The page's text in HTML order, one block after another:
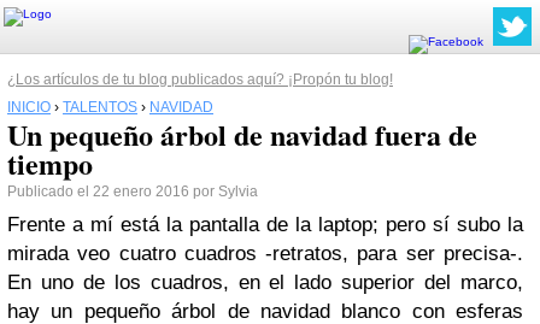
¿Los artículos de tu blog publicados aquí? ¡Propón tu blog!
INICIO › TALENTOS › NAVIDAD
Un pequeño árbol de navidad fuera de
tiempo
Publicado el 22 enero 2016 por Sylvia
Frente a mí está la pantalla de la laptop; pero sí subo la
mirada veo cuatro cuadros -retratos, para ser precisa-.
En uno de los cuadros, en el lado superior del marco,
hay un pequeño árbol de navidad blanco con esferas